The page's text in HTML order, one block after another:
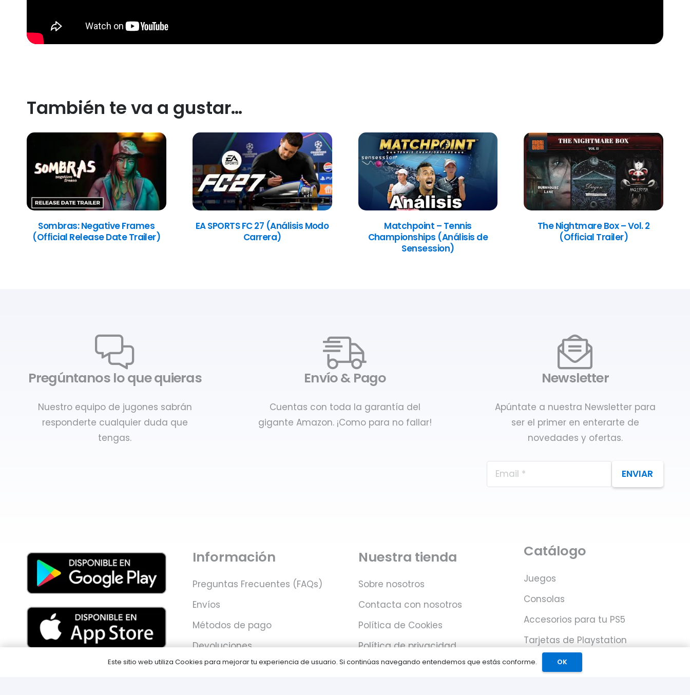
También te va a gustar…
Sombras: Negative Frames
(Official Release Date Trailer)
EA SPORTS FC 27 (Análisis Modo
Carrera)
Matchpoint – Tennis
Championships (Análisis de
Sensession)
The Nightmare Box – Vol. 2
(Official Trailer)
Pregúntanos lo que quieras
Nuestro equipo de jugones sabrán
responderte cualquier duda que
tengas.
Envío & Pago
Cuentas con toda la garantía del
gigante Amazon. ¡Como para no fallar!
Newsletter
Apúntate a nuestra Newsletter para
ser el primer en enterarte de
novedades y ofertas.
ENVIAR
Información
Preguntas Frecuentes (FAQs)
Envíos
Métodos de pago
Devoluciones
Nuestra tienda
Sobre nosotros
Contacta con nosotros
Política de Cookies
Política de privacidad
Catálogo
Juegos
Consolas
Accesorios para tu PS5
Tarjetas de Playstation
Network
Este sitio web utiliza Cookies para mejorar tu experiencia de usuario. Si continúas navegando entendemos que estás conforme. OK